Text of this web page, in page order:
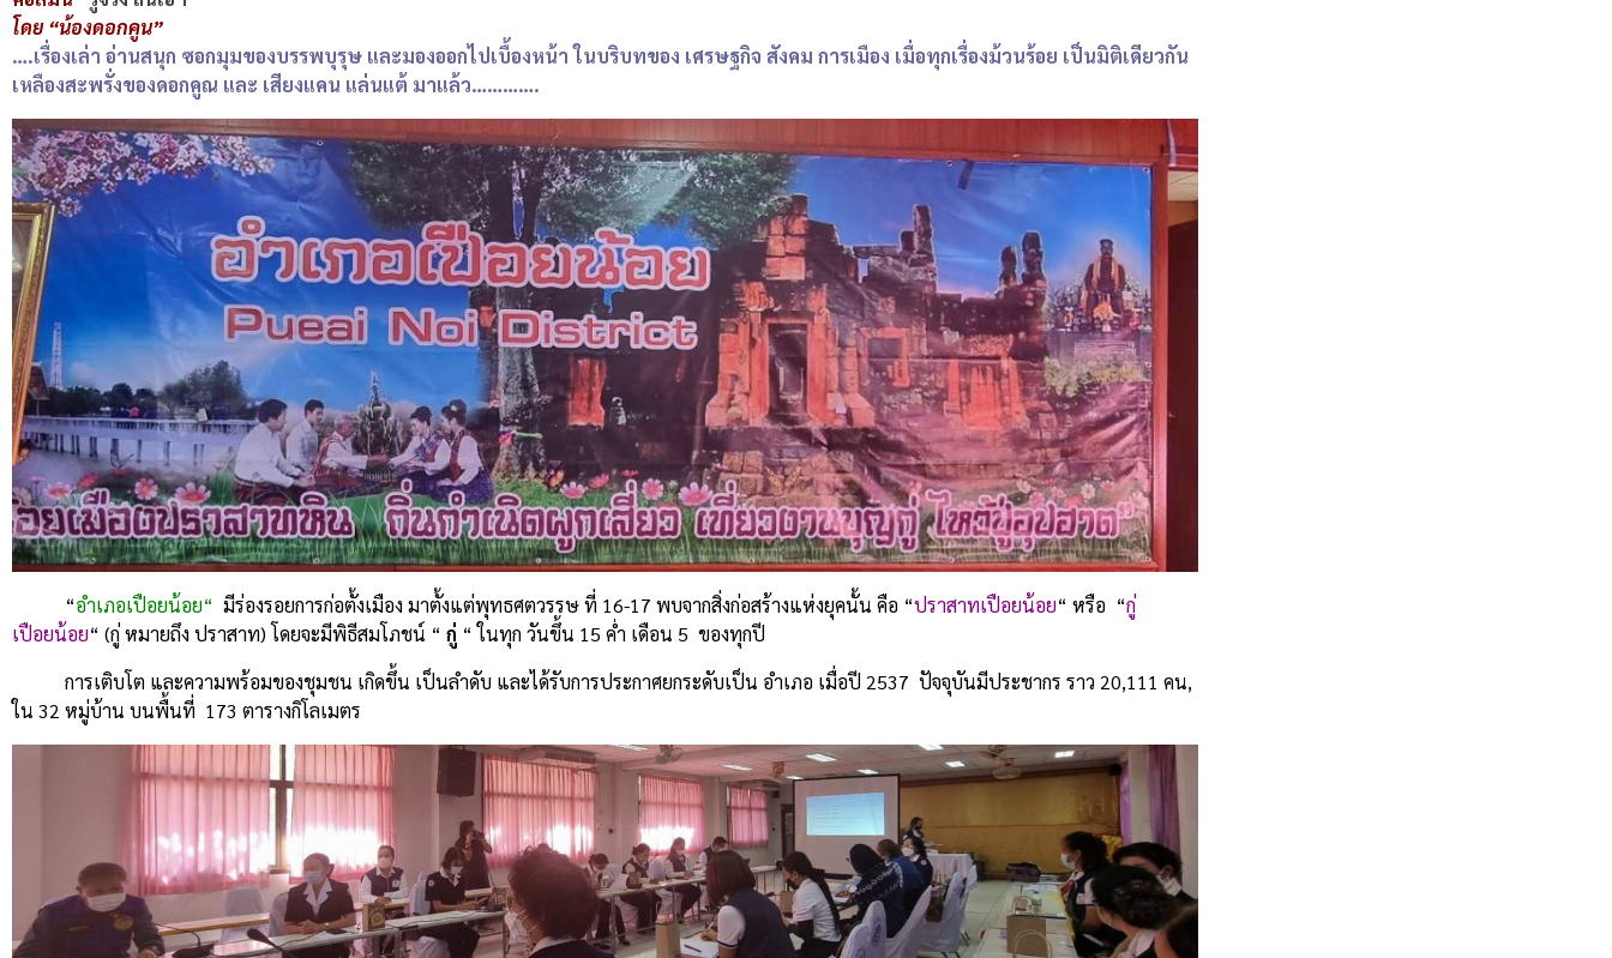
โดย “น้องดอกคูน”
….เรื่องเล่า อ่านสนุก ซอกมุมของบรรพบุรุษ และมองออกไปเบื้องหน้า ในบริบทของ เศรษฐกิจ สังคม การเมือง เมื่อทุกเรื่องม้วนร้อย เป็นมิติเดียวกัน
เหลืองสะพรั่งของดอกคูณ และ เสียงแคน แล่นแต้ มาแล้ว………….
“อำเภอเปือยน้อย“ มีร่องรอยการก่อตั้งเมือง มาตั้งแต่พุทธศตวรรษ ที่ 16-17 พบจากสิ่งก่อสร้างแห่งยุคนั้น คือ “ปราสาทเปือยน้อย“ หรือ “กู่
เปือยน้อย“ (กู่ หมายถึง ปราสาท) โดยจะมีพิธีสมโภชน์ “ กู่ “ ในทุก วันขึ้น 15 ค่ำ เดือน 5 ของทุกปี
การเติบโต และความพร้อมของชุมชน เกิดขึ้น เป็นลำดับ และได้รับการประกาศยกระดับเป็น อำเภอ เมื่อปี 2537 ปัจจุบันมีประชากร ราว 20,111 คน,
ใน 32 หมู่บ้าน บนพื้นที่ 173 ตารางกิโลเมตร